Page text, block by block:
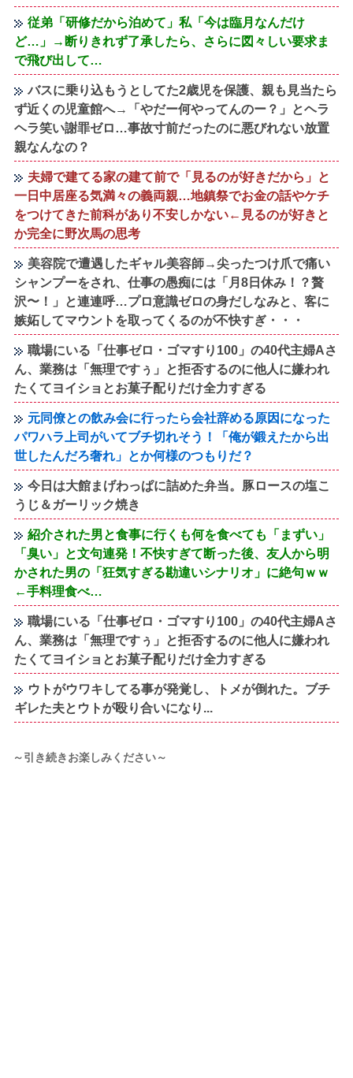
従弟「研修だから泊めて」私「今は臨月なんだけ
ど…」→断りきれず了承したら、さらに図々しい要求ま
で飛び出して…
バスに乗り込もうとしてた2歳児を保護、親も見当たら
ず近くの児童館へ→「やだー何やってんのー？」とヘラ
ヘラ笑い謝罪ゼロ…事故寸前だったのに悪びれない放置
親なんなの？
夫婦で建てる家の建て前で「見るのが好きだから」と
一日中居座る気満々の義両親…地鎮祭でお金の話やケチ
をつけてきた前科があり不安しかない←見るのが好きと
か完全に野次馬の思考
美容院で遭遇したギャル美容師→尖ったつけ爪で痛い
シャンプーをされ、仕事の愚痴には「月8日休み！？贅
沢〜！」と連連呼…プロ意識ゼロの身だしなみと、客に
嫉妬してマウントを取ってくるのが不快すぎ・・・
職場にいる「仕事ゼロ・ゴマすり100」の40代主婦Aさ
ん、業務は「無理ですぅ」と拒否するのに他人に嫌われ
たくてヨイショとお菓子配りだけ全力すぎる
元同僚との飲み会に行ったら会社辞める原因になった
パワハラ上司がいてブチ切れそう！「俺が鍛えたから出
世したんだろ奢れ」とか何様のつもりだ？
今日は大館まげわっぱに詰めた弁当。豚ロースの塩こ
うじ＆ガーリック焼き
紹介された男と食事に行くも何を食べても「まずい」
「臭い」と文句連発！不快すぎて断った後、友人から明
かされた男の「狂気すぎる勘違いシナリオ」に絶句ｗｗ
←手料理食べ…
職場にいる「仕事ゼロ・ゴマすり100」の40代主婦Aさ
ん、業務は「無理ですぅ」と拒否するのに他人に嫌われ
たくてヨイショとお菓子配りだけ全力すぎる
ウトがウワキしてる事が発覚し、トメが倒れた。ブチ
ギレた夫とウトが殴り合いになり...
～引き続きお楽しみください～